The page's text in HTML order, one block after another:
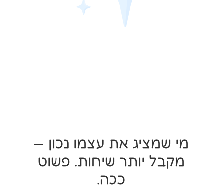
מי שמציג את עצמו נכון —
מקבל יותר שיחות. פשוט
ככה.